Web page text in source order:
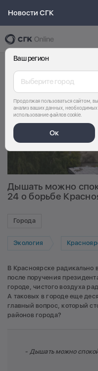
Новости СГК
Ваш регион
Выберите город
Продолжая пользоваться сайтом,
анализ ваших данных, необходимых
использование файлов cookie.
Ок
Дышать можно
24 о борьбе
Города
Экология
В Красноярске радикально
после поручения
городе, чистого воздуха
А таковых в городе еще
главный вопрос, который
районов города?
- Дышать можно